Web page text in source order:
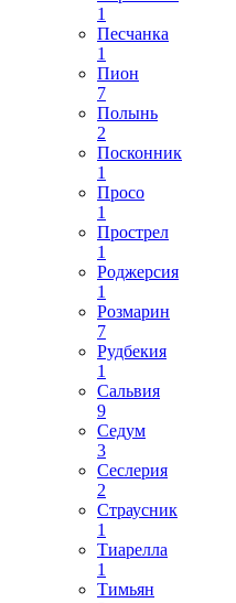
1
Песчанка
1
Пион
7
Полынь
2
Посконник
1
Просо
1
Прострел
1
Роджерсия
1
Розмарин
7
Рудбекия
1
Сальвия
9
Седум
3
Сеслерия
2
Страусник
1
Тиарелла
1
Тимьян